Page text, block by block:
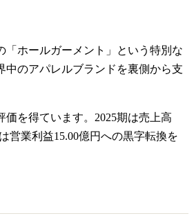
ホールガーメント」という特別な
のアパレルブランドを裏側から支
を得ています。2025期は売上高
営業利益15.00億円への黒字転換を